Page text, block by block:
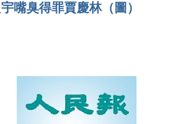
嘴臭得罪賈慶林（圖）